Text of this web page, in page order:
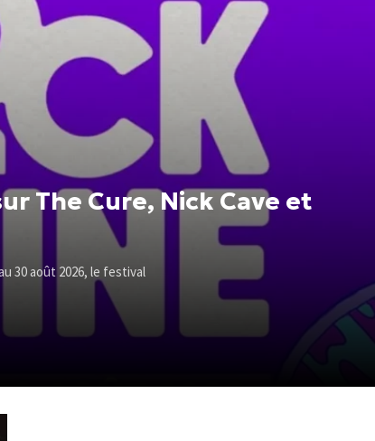
The Cure, Nick Cave et
30 août 2026, le festival